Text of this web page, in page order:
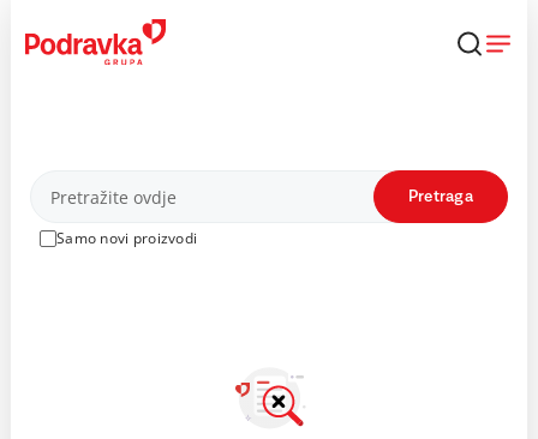
content
Proizvodi
Samo novi proizvodi
Pretraga